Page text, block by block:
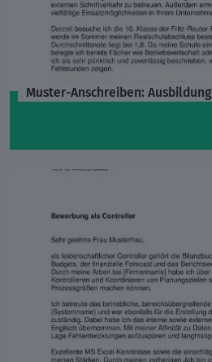
Muster-Anschreiben: Ausbildung